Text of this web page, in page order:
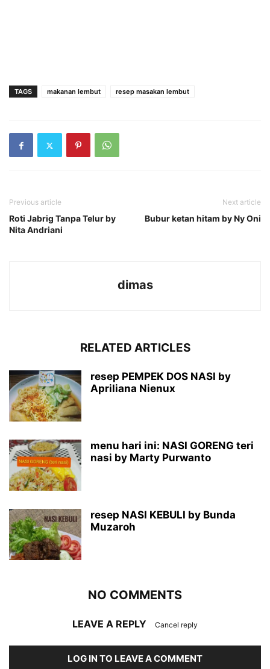
TAGS makanan lembut resep masakan lembut
Previous article
Roti Jabrig Tanpa Telur by
Nita Andriani
Next article
Bubur ketan hitam by Ny Oni
dimas
RELATED ARTICLES
resep PEMPEK DOS NASI by
Apriliana Nienux
menu hari ini: NASI GORENG teri
nasi by Marty Purwanto
resep NASI KEBULI by Bunda
Muzaroh
NO COMMENTS
LEAVE A REPLY Cancel reply
LOG IN TO LEAVE A COMMENT